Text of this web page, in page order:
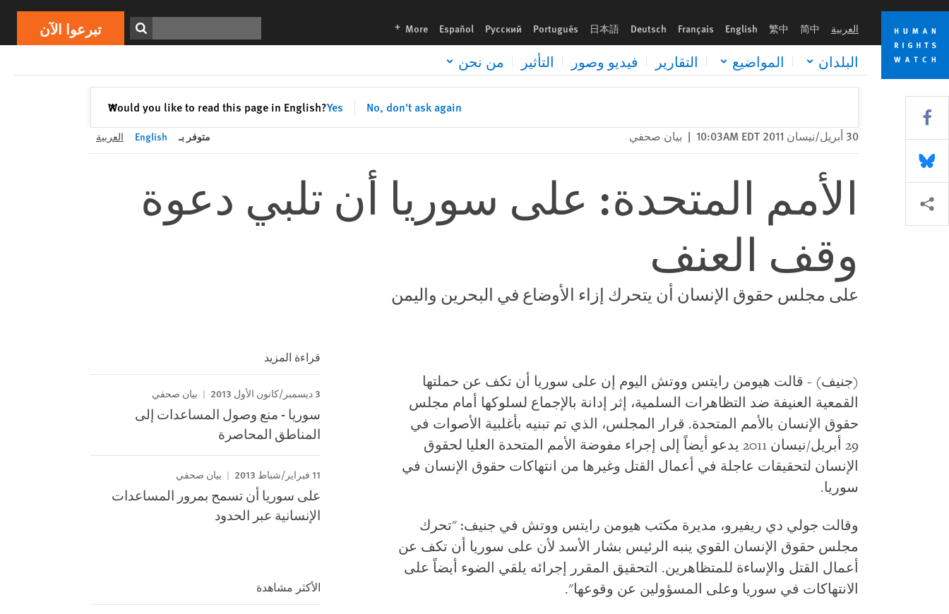
Skip
cookie
privacy
notice
Skip
main
content
العربية 简中
繁中
English
Français
Deutsch
日本語
Português
Русский
Español
More
languages تبرعوا الآن
البلدان المواضيع التقارير فيديو وصور التأثير من نحن
Would you like to read this page in English?Yes No, don't ask again
✕إغلاق
Print تبرعوا الآن
30 أبريل/نيسان 2011 10:03AM EDT | بيان صحفي متوفر بـ English العربية
الأمم المتحدة: على سوريا أن تلبي دعوة
وقف العنف
على مجلس حقوق الإنسان أن يتحرك إزاء الأوضاع في البحرين واليمن
(جنيف) - قالت هيومن رايتس ووتش اليوم إن على سوريا أن تكف عن حملتها
القمعية العنيفة ضد التظاهرات السلمية، إثر إدانة بالإجماع لسلوكها أمام مجلس
حقوق الإنسان بالأمم المتحدة. قرار المجلس، الذي تم تبنيه بأغلبية الأصوات في
29 أبريل/نيسان 2011 يدعو أيضاً إلى إجراء مفوضة الأمم المتحدة العليا لحقوق
الإنسان لتحقيقات عاجلة في أعمال القتل وغيرها من انتهاكات حقوق الإنسان في
سوريا.
وقالت جولي دي ريفيرو، مديرة مكتب هيومن رايتس ووتش في جنيف: "تحرك
مجلس حقوق الإنسان القوي ينبه الرئيس بشار الأسد لأن على سوريا أن تكف عن
أعمال القتل والإساءة للمتظاهرين. التحقيق المقرر إجرائه يلقي الضوء أيضاً على
الانتهاكات في سوريا وعلى المسؤولين عن وقوعها".
قراءة المزيد
3 ديسمبر/كانون الأول 2013 بيان صحفي
سوريا - منع وصول المساعدات إلى
المناطق المحاصرة
11 فبراير/شباط 2013 بيان صحفي
على سوريا أن تسمح بمرور المساعدات
الإنسانية عبر الحدود
الأكثر مشاهدة
Share this via Facebook
Share this via Bluesky
Share this via مشاركة